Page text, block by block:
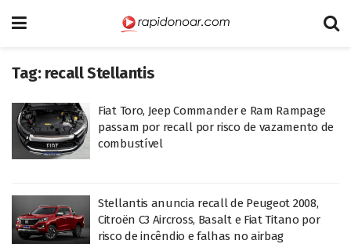
Tag: recall Stellantis
Fiat Toro, Jeep Commander e Ram Rampage
passam por recall por risco de vazamento de
combustível
Stellantis anuncia recall de Peugeot 2008,
Citroën C3 Aircross, Basalt e Fiat Titano por
risco de incêndio e falhas no airbag